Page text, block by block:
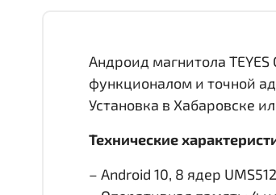
Андроид магнитола
функционалом и точной
Установка в Хабаровске
Технические
– Android 10, 8 ядер